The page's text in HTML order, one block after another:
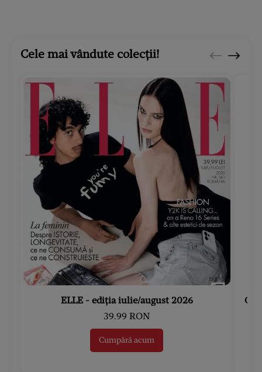
Cele mai vândute colecții!
ELLE - ediția iulie/august 2026
39.99 RON
Cumpără acum